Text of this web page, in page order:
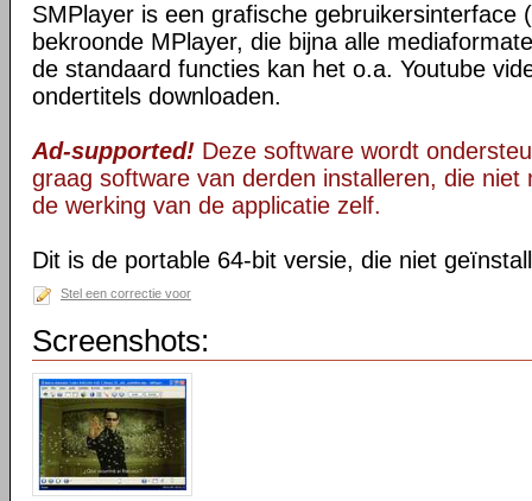
SMPlayer is een grafische gebruikersinterface
bekroonde MPlayer, die bijna alle
de standaard functies kan het o.a. Youtube
ondertitels downloaden.
Ad-supported! Deze software wordt
graag software van derden installeren, die niet
de werking van de applicatie zelf.
Dit is de portable 64-bit versie, die niet
Stel een correctie voor
Screenshots: